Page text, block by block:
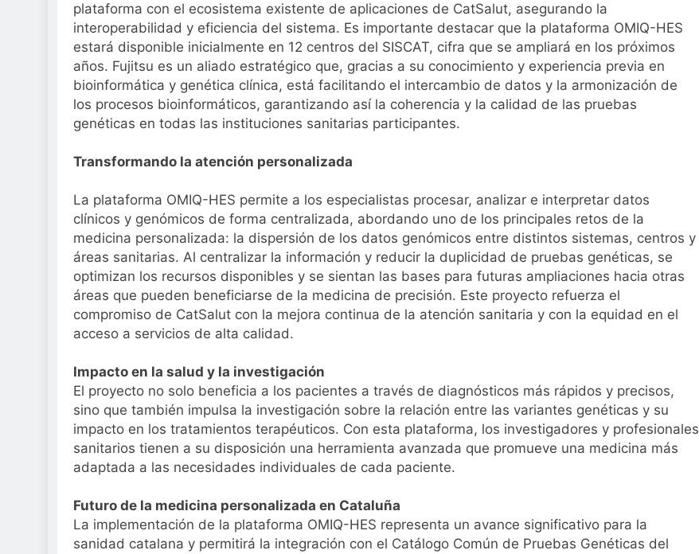
plataforma con el ecosistema existente de aplicaciones de CatSalut, asegurando la
interoperabilidad y eficiencia del sistema. Es importante destacar que la plataforma OMIQ-HES
estará disponible inicialmente en 12 centros del SISCAT, cifra que se ampliará en los próximos
años. Fujitsu es un aliado estratégico que, gracias a su conocimiento y experiencia previa en
bioinformática y genética clínica, está facilitando el intercambio de datos y la armonización de
los procesos bioinformáticos, garantizando así la coherencia y la calidad de las pruebas
genéticas en todas las instituciones sanitarias participantes.
Transformando la atención personalizada
La plataforma OMIQ-HES permite a los especialistas procesar, analizar e interpretar datos
clínicos y genómicos de forma centralizada, abordando uno de los principales retos de la
medicina personalizada: la dispersión de los datos genómicos entre distintos sistemas, centros y
áreas sanitarias. Al centralizar la información y reducir la duplicidad de pruebas genéticas, se
optimizan los recursos disponibles y se sientan las bases para futuras ampliaciones hacia otras
áreas que pueden beneficiarse de la medicina de precisión. Este proyecto refuerza el
compromiso de CatSalut con la mejora continua de la atención sanitaria y con la equidad en el
acceso a servicios de alta calidad.
Impacto en la salud y la investigación
El proyecto no solo beneficia a los pacientes a través de diagnósticos más rápidos y precisos,
sino que también impulsa la investigación sobre la relación entre las variantes genéticas y su
impacto en los tratamientos terapéuticos. Con esta plataforma, los investigadores y profesionales
sanitarios tienen a su disposición una herramienta avanzada que promueve una medicina más
adaptada a las necesidades individuales de cada paciente.
Futuro de la medicina personalizada en Cataluña
La implementación de la plataforma OMIQ-HES representa un avance significativo para la
sanidad catalana y permitirá la integración con el Catálogo Común de Pruebas Genéticas del